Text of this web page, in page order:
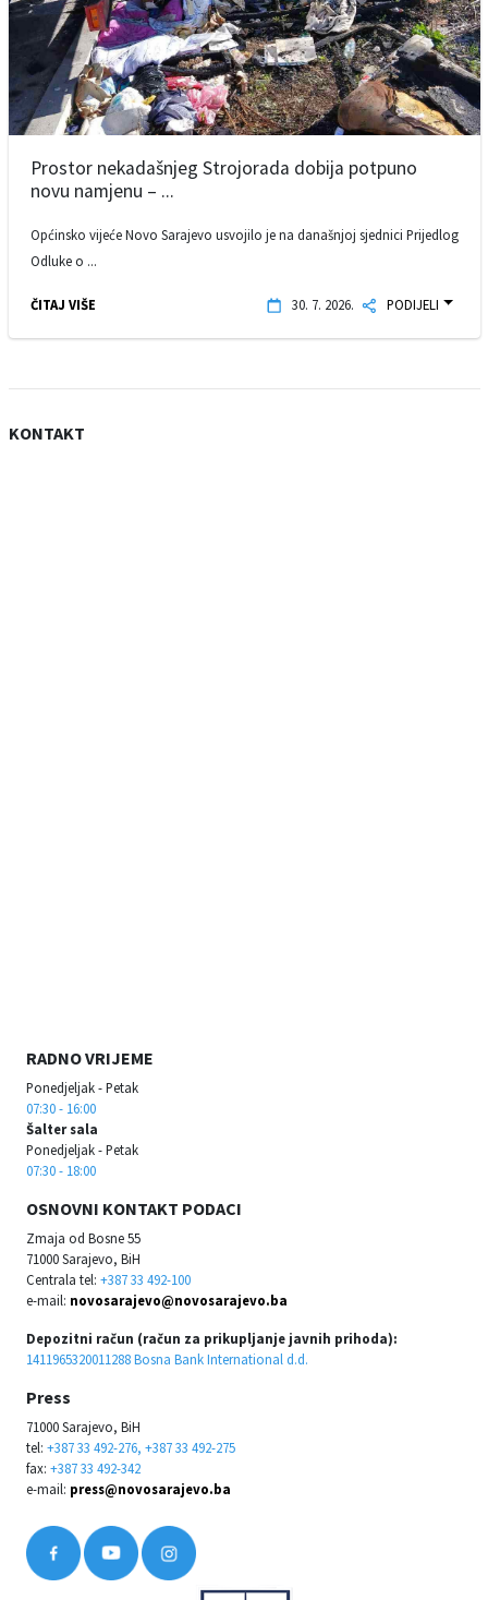
Prostor nekadašnjeg Strojorada dobija potpuno
novu namjenu – ...
Općinsko vijeće Novo Sarajevo usvojilo je na današnjoj sjednici Prijedlog
Odluke o ...
ČITAJ VIŠE 30. 7. 2026. PODIJELI
KONTAKT
RADNO VRIJEME
Ponedjeljak - Petak
07:30 - 16:00
Šalter sala
Ponedjeljak - Petak
07:30 - 18:00
OSNOVNI KONTAKT PODACI
Zmaja od Bosne 55
71000 Sarajevo, BiH
Centrala tel: +387 33 492-100
e-mail: novosarajevo@novosarajevo.ba
Depozitni račun (račun za prikupljanje javnih prihoda):
1411965320011288 Bosna Bank International d.d.
Press
71000 Sarajevo, BiH
tel: +387 33 492-276, +387 33 492-275
fax: +387 33 492-342
e-mail: press@novosarajevo.ba